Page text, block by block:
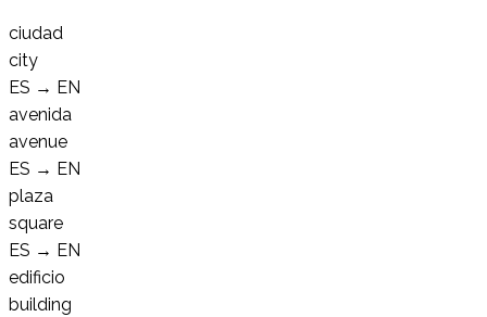
ciudad
city
ES → EN
avenida
avenue
ES → EN
plaza
square
ES → EN
edificio
building